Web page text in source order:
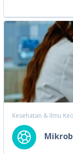
jurusan yang
kesehatan fisik
berolahraga,
taktik, juga
berkuliah di
dan Rekreasi ini,
hampir semua
basket, voli,
selalu berada di luar kelas. Meski
pengetahuan
Kesehatan & Ilmu